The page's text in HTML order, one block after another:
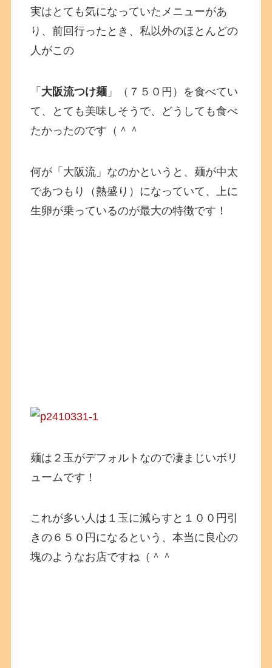
実はとても気になっていたメニューがあ
り、前回行ったとき、私以外のほとんどの
人がこの
「 大阪流つけ麺 」（７５０円）を食べてい
て、とても美味しそうで、どうしても食べ
たかったのです（＾＾
何が「大阪流」なのかというと、麺が中太
であつもり（熱盛り）になっていて、上に
生卵が乗っているのが最大の特徴です！
麺は２玉がデフォルトなので凄まじいボリ
ュームです！
これが多い人は１玉に減らすと１００円引
きの６５０円になるという、本当に良心の
塊のようなお店ですね（＾＾